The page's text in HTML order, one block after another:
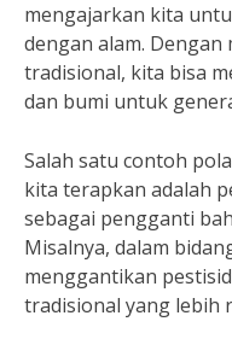
mengajarkan kita
dengan alam.
tradisional, kita bisa
dan bumi untuk
Salah satu contoh
kita terapkan adalah
sebagai pengganti
Misalnya, dalam
menggantikan
tradisional yang lebih